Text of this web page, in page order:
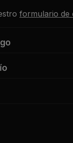
formulario de